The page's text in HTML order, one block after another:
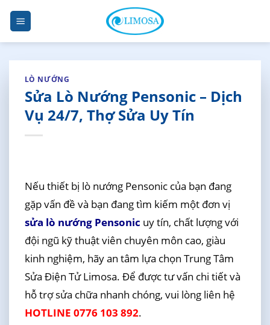
Skip
content
LÒ NƯỚNG
Sửa Lò Nướng Pensonic – Dịch
Vụ 24/7, Thợ Sửa Uy Tín
Nếu thiết bị lò nướng Pensonic của bạn đang
gặp vấn đề và bạn đang tìm kiếm một đơn vị
sửa lò nướng Pensonic uy tín, chất lượng với
đội ngũ kỹ thuật viên chuyên môn cao, giàu
kinh nghiệm, hãy an tâm lựa chọn Trung Tâm
Sửa Điện Tử Limosa. Để được tư vấn chi tiết và
hỗ trợ sửa chữa nhanh chóng, vui lòng liên hệ
HOTLINE 0776 103 892.